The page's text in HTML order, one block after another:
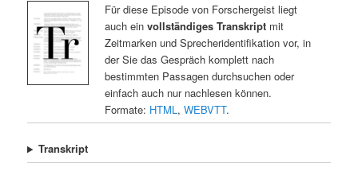
Für diese Episode von Forschergeist liegt
auch ein vollständiges Transkriptmit
Zeitmarken und Sprecheridentifikation vor, in
der Sie das Gespräch komplett nach
bestimmten Passagen durchsuchen oder
einfach auch nur nachlesen können.
Formate: HTML , WEBVTT.
Transkript